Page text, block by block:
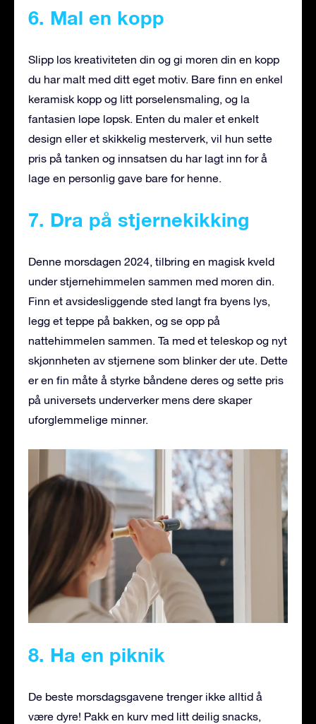
6. Mal en kopp
Slipp løs kreativiteten din og gi moren din en kopp
du har malt med ditt eget motiv. Bare finn en enkel
keramisk kopp og litt porselensmaling, og la
fantasien løpe løpsk. Enten du maler et enkelt
design eller et skikkelig mesterverk, vil hun sette
pris på tanken og innsatsen du har lagt inn for å
lage en personlig gave bare for henne.
7. Dra på stjernekikking
Denne morsdagen 2024, tilbring en magisk kveld
under stjernehimmelen sammen med moren din.
Finn et avsidesliggende sted langt fra byens lys,
legg et teppe på bakken, og se opp på
nattehimmelen sammen. Ta med et teleskop og nyt
skjønnheten av stjernene som blinker der ute. Dette
er en fin måte å styrke båndene deres og sette pris
på universets underverker mens dere skaper
uforglemmelige minner.
8. Ha en piknik
De beste morsdagsgavene trenger ikke alltid å
være dyre! Pakk en kurv med litt deilig snacks,